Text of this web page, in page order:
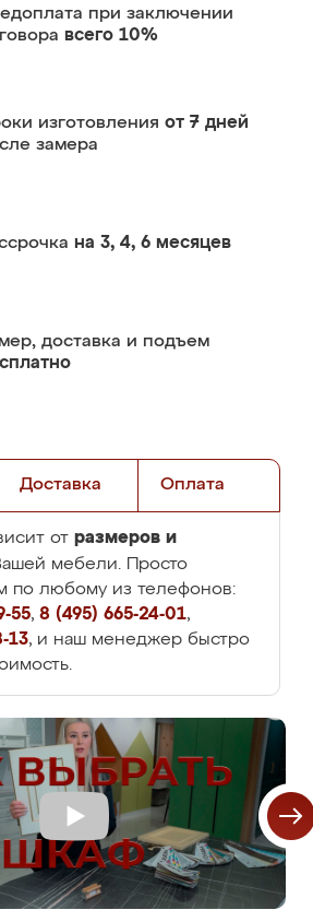
при заключении
всего 10%
изготовления от 7 дней
замера
на 3, 4, 6 месяцев
доставка и подъем
Доставка Оплата
от размеров и
мебели. Просто
по любому из телефонов:
55, 8 (495) 665-24-01,
13, и наш менеджер быстро